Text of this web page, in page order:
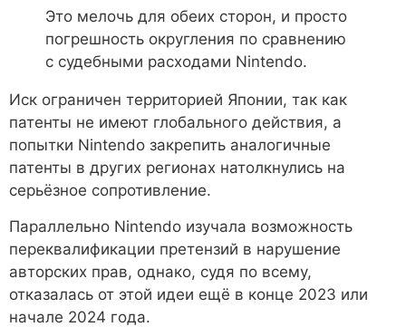
Это мелочь для обеих сторон, и просто
погрешность округления по сравнению
с судебными расходами Nintendo.
Иск ограничен территорией Японии, так как
патенты не имеют глобального действия, а
попытки Nintendo закрепить аналогичные
патенты в других регионах натолкнулись на
серьёзное сопротивление.
Параллельно Nintendo изучала возможность
переквалификации претензий в нарушение
авторских прав, однако, судя по всему,
отказалась от этой идеи ещё в конце 2023 или
начале 2024 года.